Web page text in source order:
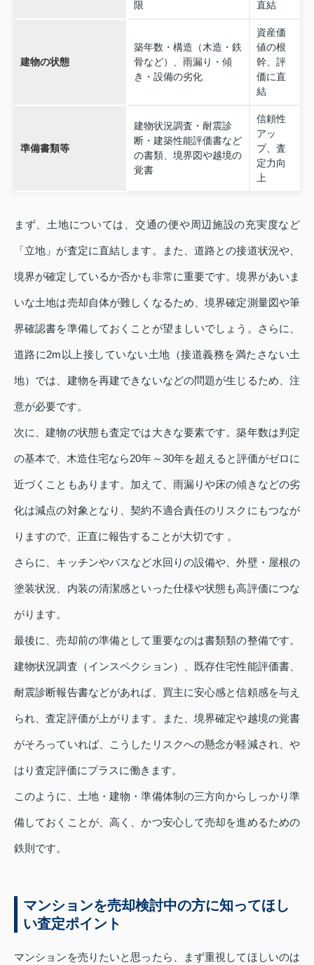
限 直結
建物の状態
築年数・構造（木造・鉄
骨など）、雨漏り・傾
き・設備の劣化
資産価
値の根
幹、評
価に直
結
準備書類等
建物状況調査・耐震診
断・建築性能評価書など
の書類、境界図や越境の
覚書
信頼性
アッ
プ、査
定力向
上
まず、土地については、交通の便や周辺施設の充実度など
「立地」が査定に直結します。また、道路との接道状況や、
境界が確定しているか否かも非常に重要です。境界があいま
いな土地は売却自体が難しくなるため、境界確定測量図や筆
界確認書を準備しておくことが望ましいでしょう。さらに、
道路に2m以上接していない土地（接道義務を満たさない土
地）では、建物を再建できないなどの問題が生じるため、注
意が必要です。
次に、建物の状態も査定では大きな要素です。築年数は判定
の基本で、木造住宅なら20年～30年を超えると評価がゼロに
近づくこともあります。加えて、雨漏りや床の傾きなどの劣
化は減点の対象となり、契約不適合責任のリスクにもつなが
りますので、正直に報告することが大切です 。
さらに、キッチンやバスなど水回りの設備や、外壁・屋根の
塗装状況、内装の清潔感といった仕様や状態も高評価につな
がります。
最後に、売却前の準備として重要なのは書類類の整備です。
建物状況調査（インスペクション）、既存住宅性能評価書、
耐震診断報告書などがあれば、買主に安心感と信頼感を与え
られ、査定評価が上がります。また、境界確定や越境の覚書
がそろっていれば、こうしたリスクへの懸念が軽減され、や
はり査定評価にプラスに働きます。
このように、土地・建物・準備体制の三方向からしっかり準
備しておくことが、高く、かつ安心して売却を進めるための
鉄則です。
マンションを売却検討中の方に知ってほし
い査定ポイント
マンションを売りたいと思ったら、まず重視してほしいのは